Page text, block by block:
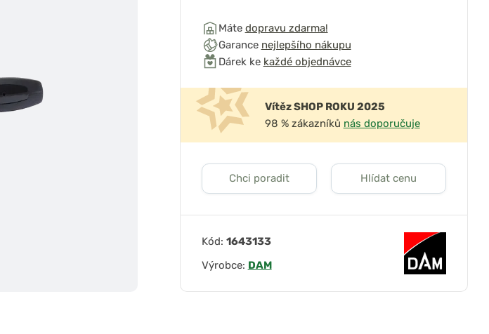
Máte dopravu zdarma!
Garance nejlepšího nákupu
Dárek ke každé objednávce
Vítěz SHOP ROKU 2025
98 % zákazníků nás doporučuje
Chci poradit Hlídat cenu
Kód: 1643133
Výrobce: DAM